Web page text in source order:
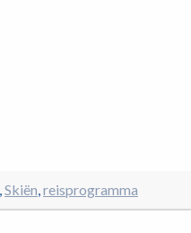
Skiën reisprogramma